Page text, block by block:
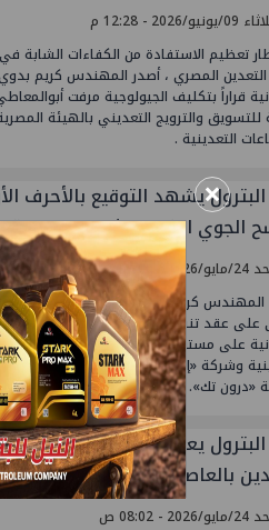
2026 - 12:28 م
تعظيم الاستفادة من الكفاءات الشابة
المصري ، أصدر المهندس كريم بدوي
قراراً بتكليف الجيولوجية مرفت
للتسويق والترويج التعديني بالهيئة
التعدينية .
البترول يشهد التوقيع بالأحرف
الجوي الشامل لثروات مصر
- 08:18 ص
كريم بدوي، وزير البترول والثروة
على عقد تنفيذ مشروع المسح الجوي
على مستوى الجمهورية، بين هيئة
وشركة «إكس كاليبر» الإسبانية،
«درون تك». ويعتبر مشروع
البترول يعلن إطلاق نسخة
بالعاصمة الجديدة سبتمبر
الرئيس السيسي
- 08:02 ص
×